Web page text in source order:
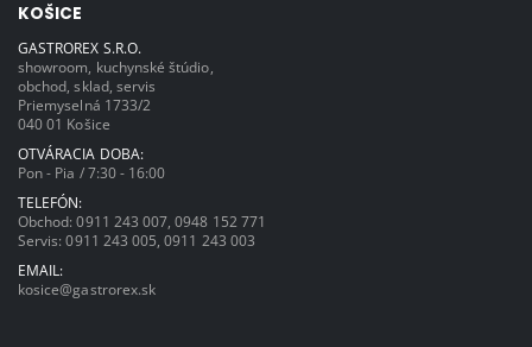
KOŠICE
GASTROREX S.R.O.
showroom, kuchynské štúdio,
obchod, sklad, servis
Priemyselná 1733/2
040 01 Košice
OTVÁRACIA DOBA:
Pon - Pia / 7:30 - 16:00
TELEFÓN:
Obchod:0911 243 007 ,0948 152 771
Servis:0911 243 005 ,0911 243 003
EMAIL:
kosice@gastrorex.sk